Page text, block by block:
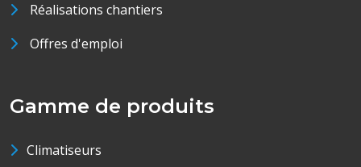
Réalisations chantiers
Offres d'emploi
Gamme de produits
Climatiseurs